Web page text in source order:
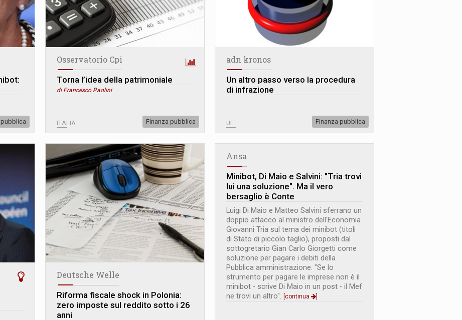
pubblica
Osservatorio Cpi
Torna l’idea della patrimoniale
di Francesco Paolini
ITALIA Finanza pubblica
adn kronos
Un altro passo verso la procedura
di infrazione
UE Finanza pubblica
Deutsche Welle
Riforma fiscale shock in Polonia:
zero imposte sul reddito sotto i 26
anni
Ansa
Minibot, Di Maio e Salvini: "Tria trovi
lui una soluzione". Ma il vero
bersaglio è Conte
Luigi Di Maio e Matteo Salvini sferrano un
doppio attacco al ministro dell'Economia
Giovanni Tria sul tema dei minibot (titoli
di Stato di piccolo taglio), proposti dal
sottogretario Gian Carlo Giorgetti come
soluzione per pagare i debiti della
Pubblica amministrazione. "Se lo
strumento per pagare le imprese non è il
minibot - scrive Di Maio in un post - il Mef
ne trovi un altro". [continua ]